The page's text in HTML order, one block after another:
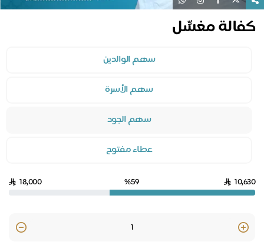
كفالة مغسِّل
سهم الوالدين
سهم الأسرة
سهم الجود
عطاء مفتوح
10,630
%59
18,000
Quantity